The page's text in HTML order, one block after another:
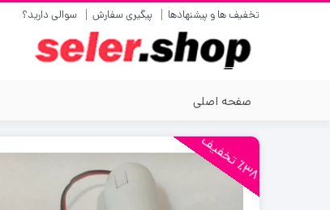
تخفیف ها و پیشنهادها پیگیری سفارش سوالی دارید؟
صفحه اصلی
٪3
8
ت
خ
ف
یف